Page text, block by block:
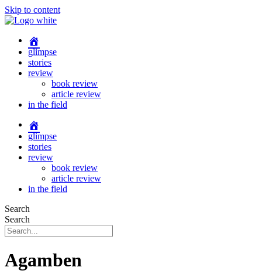
Skip to content
glimpse
stories
review
book review
article review
in the field
glimpse
stories
review
book review
article review
in the field
Search
Search
Agamben